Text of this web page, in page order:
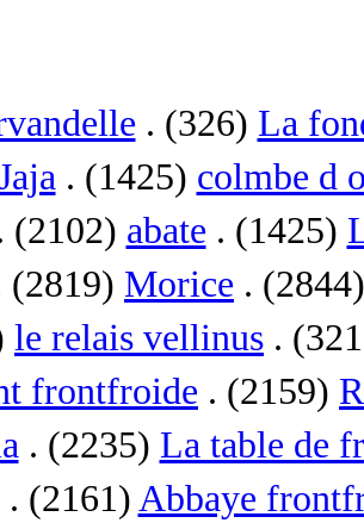
. (326) La
. (1425) colmbe d
(2102) abate . (1425)
(2819) Morice .
le relais vellinus .
frontfroide . (2159)
. (2235) La table de
. (2161) Abbaye